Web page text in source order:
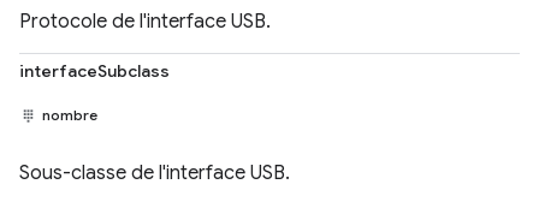
Protocole de l'interface USB.
interfaceSubclass
nombre
Sous-classe de l'interface USB.